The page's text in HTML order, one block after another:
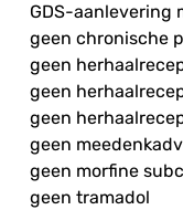
GDS-aanlevering
geen chronische
geen
geen
geen
geen
geen morfine
geen tramadol